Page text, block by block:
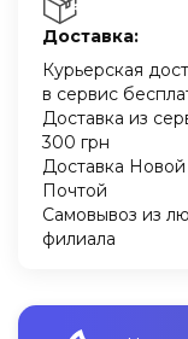
Доставка:
Курьерская
в сервис
Доставка из
300 грн
Доставка Новой
Почтой
Самовывоз из
филиала